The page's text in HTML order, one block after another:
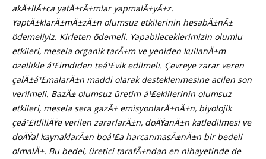
akÄ±llÄ±ca yatÄ±rÄ±mlar yapmalÄ±yÄ±z.
YaptÄ±klarÄ±mÄ±zÄ±n olumsuz etkilerinin hesabÄ±nÄ±
ödemeliyiz. Kirleten ödemeli. Yapabileceklerimizin olumlu
etkileri, mesela organik tarÄ±m ve yeniden kullanÄ±m
özellikle á¹£imdiden teá¹£vik edilmeli. Çevreye zarar veren
çalÄ±á¹£malarÄ±n maddi olarak desteklenmesine acilen son
verilmeli. BazÄ± olumsuz üretim á¹£ekillerinin olumsuz
etkileri, mesela sera gazÄ± emisyonlarÄ±nÄ±n, biyolojik
çeá¹£itliliÄŸe verilen zararlarÄ±n, doÄŸanÄ±n katledilmesi ve
doÄŸal kaynaklarÄ±n boá¹£a harcanmasÄ±nÄ±n bir bedeli
olmalÄ±. Bu bedel, üretici tarafÄ±ndan en nihayetinde de